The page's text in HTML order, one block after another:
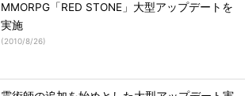
MMORPG「RED STONE」大型アップデートを
実施
(2010/8/26)